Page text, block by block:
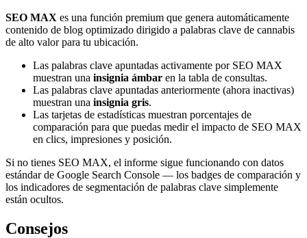
SEO MAX es una función premium que genera automáticamente
contenido de blog optimizado dirigido a palabras clave de cannabis
de alto valor para tu ubicación.
Las palabras clave apuntadas activamente por SEO MAX
muestran una insignia ámbar en la tabla de consultas.
Las palabras clave apuntadas anteriormente (ahora inactivas)
muestran una insignia gris.
Las tarjetas de estadísticas muestran porcentajes de
comparación para que puedas medir el impacto de SEO MAX
en clics, impresiones y posición.
Si no tienes SEO MAX, el informe sigue funcionando con datos
estándar de Google Search Console — los badges de comparación y
los indicadores de segmentación de palabras clave simplemente
están ocultos.
Consejos